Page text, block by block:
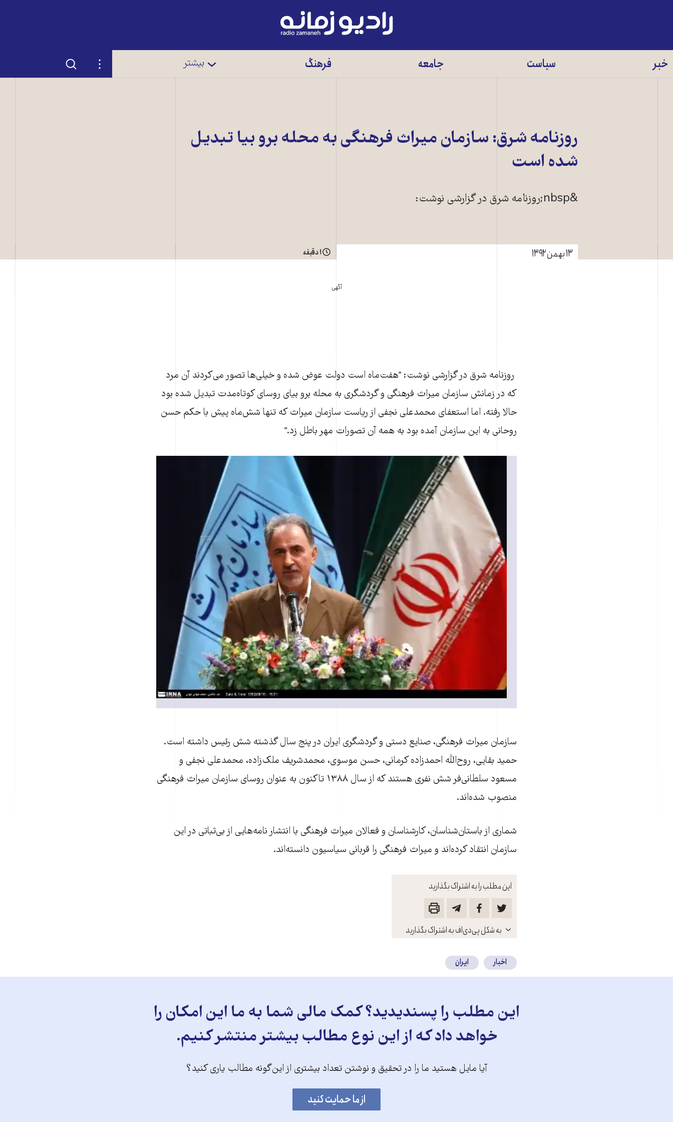
رادیو
زمانه
خبر سیاست جامعه فرهنگ بیشتر تنظیمات جستجو
روزنامه شرق: سازمان ميراث فرهنگی به محله برو بيا تبديل
شده است
&nbsp;روزنامه شرق در گزارشی نوشت:
۱۳ بهمن ۱۳۹۲ ۱ دقیقه
آگهی
این مطلب را به اشتراک بگذارید
باز
کنید
به شکل پی‌دی‌اف به اشتراک بگذارید
روزنامه شرق در گزارشی نوشت: "هفت‌ماه است دولت عوض شده و خيلی‌ها تصور می‌کردند آن مرد
که در زمانش سازمان ميراث فرهنگی و گردشگری به محله برو بيای روسای کوتاه‌مدت تبديل شده بود
حالا رفته. اما استعفای محمدعلی نجفی از رياست سازمان ميراث که تنها شش‌ماه پيش با حکم حسن
روحانی به اين سازمان آمده بود به همه آن تصورات مهر باطل زد."
سازمان ميراث فرهنگی، صنايع دستی و گردشگری ايران در پنج سال گذشته شش رئيس داشته است.
حميد بقايی، روح‌الله احمدزاده کرمانی، حسن موسوی، محمدشريف ملک‌زاده، محمدعلی نجفی و
مسعود سلطانی‌فر شش نفری هستند که از سال ۱۳۸۸ تاکنون به عنوان روسای سازمان ميراث فرهنگی
منصوب شده‌اند.
شماری از باستان‌شناسان، کارشناسان و فعالان ميراث فرهنگی با انتشار نامه‌هايی از بی‌ثباتی در اين
سازمان انتقاد کرده‌اند و ميراث فرهنگی را قربانی سياسيون دانسته‌اند.
اخبار ایران
این مطلب را پسندیدید؟ کمک مالی شما به ما این امکان را
خواهد داد که از این نوع مطالب بیشتر منتشر کنیم.
آیا مایل هستید ما را در تحقیق و نوشتن تعداد بیشتری از این‌گونه مطالب یاری کنید؟